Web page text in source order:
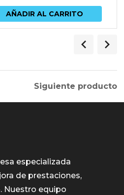
AÑADIR AL CARRITO
Siguiente producto
especializada
de prestaciones,
Nuestro equipo